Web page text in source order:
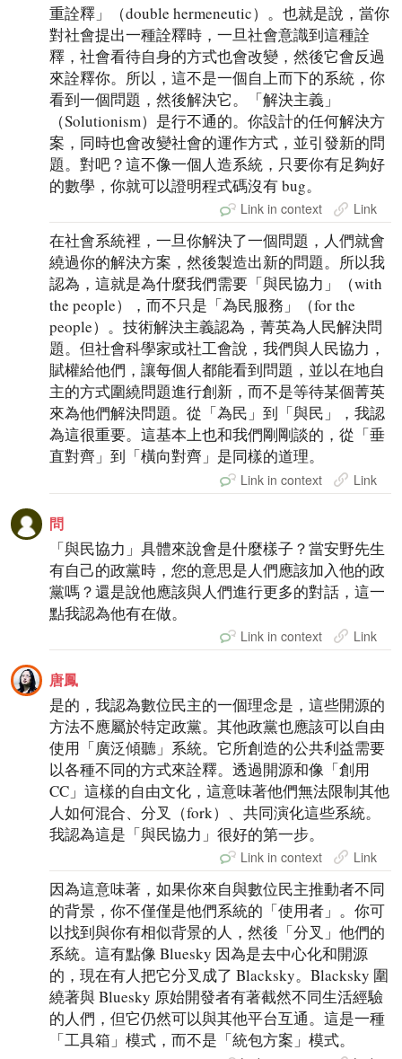
重詮釋」（double hermeneutic）。也就是說，當你
對社會提出一種詮釋時，一旦社會意識到這種詮
釋，社會看待自身的方式也會改變，然後它會反過
來詮釋你。所以，這不是一個自上而下的系統，你
看到一個問題，然後解決它。「解決主義」
（Solutionism）是行不通的。你設計的任何解決方
案，同時也會改變社會的運作方式，並引發新的問
題。對吧？這不像一個人造系統，只要你有足夠好
的數學，你就可以證明程式碼沒有 bug。
Link in context Link
在社會系統裡，一旦你解決了一個問題，人們就會
繞過你的解決方案，然後製造出新的問題。所以我
認為，這就是為什麼我們需要「與民協力」（with
the people），而不只是「為民服務」（for the
people）。技術解決主義認為，菁英為人民解決問
題。但社會科學家或社工會說，我們與人民協力，
賦權給他們，讓每個人都能看到問題，並以在地自
主的方式圍繞問題進行創新，而不是等待某個菁英
來為他們解決問題。從「為民」到「與民」，我認
為這很重要。這基本上也和我們剛剛談的，從「垂
直對齊」到「橫向對齊」是同樣的道理。
Link in context Link
問
「與民協力」具體來說會是什麼樣子？當安野先生
有自己的政黨時，您的意思是人們應該加入他的政
黨嗎？還是說他應該與人們進行更多的對話，這一
點我認為他有在做。
Link in context Link
唐鳳
是的，我認為數位民主的一個理念是，這些開源的
方法不應屬於特定政黨。其他政黨也應該可以自由
使用「廣泛傾聽」系統。它所創造的公共利益需要
以各種不同的方式來詮釋。透過開源和像「創用
CC」這樣的自由文化，這意味著他們無法限制其他
人如何混合、分叉（fork）、共同演化這些系統。
我認為這是「與民協力」很好的第一步。
Link in context Link
因為這意味著，如果你來自與數位民主推動者不同
的背景，你不僅僅是他們系統的「使用者」。你可
以找到與你有相似背景的人，然後「分叉」他們的
系統。這有點像 Bluesky 因為是去中心化和開源
的，現在有人把它分叉成了 Blacksky。Blacksky 圍
繞著與 Bluesky 原始開發者有著截然不同生活經驗
的人們，但它仍然可以與其他平台互通。這是一種
「工具箱」模式，而不是「統包方案」模式。